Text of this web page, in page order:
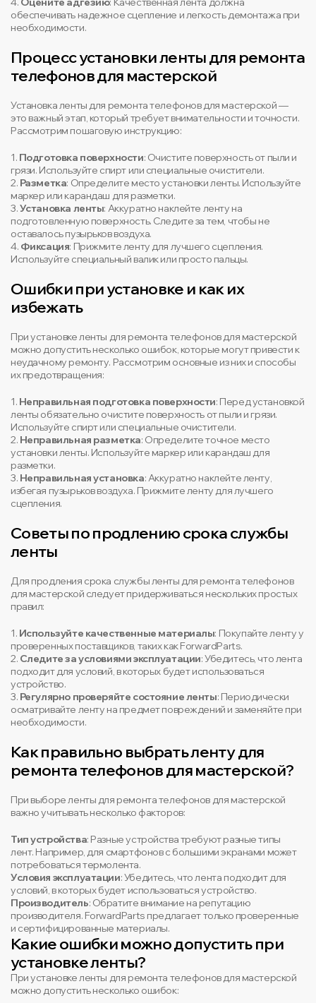
обеспечивать надежное сцепление и легкость демонтажа при
необходимости.
Процесс установки ленты для ремонта
телефонов для мастерской
Установка ленты для ремонта телефонов для мастерской —
это важный этап, который требует внимательности и точности.
Рассмотрим пошаговую инструкцию:
1. Подготовка поверхности: Очистите поверхность от пыли и
грязи. Используйте спирт или специальные очистители.
2. Разметка: Определите место установки ленты. Используйте
маркер или карандаш для разметки.
3.Установка ленты: Аккуратно наклейте ленту на
подготовленную поверхность. Следите за тем, чтобы не
оставалось пузырьков воздуха.
4. Фиксация: Прижмите ленту для лучшего сцепления.
Используйте специальный валик или просто пальцы.
Ошибки при установке и как их
избежать
При установке ленты для ремонта телефонов для мастерской
можно допустить несколько ошибок, которые могут привести к
неудачному ремонту. Рассмотрим основные из них и способы
их предотвращения:
1. Неправильная подготовка поверхности: Перед установкой
ленты обязательно очистите поверхность от пыли и грязи.
Используйте спирт или специальные очистители.
2. Неправильная разметка: Определите точное место
установки ленты. Используйте маркер или карандаш для
разметки.
3. Неправильная установка: Аккуратно наклейте ленту,
избегая пузырьков воздуха. Прижмите ленту для лучшего
сцепления.
Советы по продлению срока службы
ленты
Для продления срока службы ленты для ремонта телефонов
для мастерской следует придерживаться нескольких простых
правил:
1. Используйте качественные материалы: Покупайте ленту у
проверенных поставщиков, таких как ForwardParts.
2. Следите за условиями эксплуатации: Убедитесь, что лента
подходит для условий, в которых будет использоваться
устройство.
3. Регулярно проверяйте состояние ленты: Периодически
осматривайте ленту на предмет повреждений и заменяйте при
необходимости.
Как правильно выбрать ленту для
ремонта телефонов для мастерской?
При выборе ленты для ремонта телефонов для мастерской
важно учитывать несколько факторов:
Тип устройства: Разные устройства требуют разные типы
лент. Например, для смартфонов с большими экранами может
потребоваться термолента.
Условия эксплуатации: Убедитесь, что лента подходит для
условий, в которых будет использоваться устройство.
Производитель: Обратите внимание на репутацию
производителя. ForwardParts предлагает только проверенные
и сертифицированные материалы.
Какие ошибки можно допустить при
установке ленты?
При установке ленты для ремонта телефонов для мастерской
можно допустить несколько ошибок: